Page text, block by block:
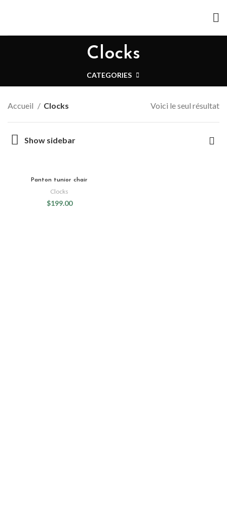
Clocks
CATEGORIES
Accueil Clocks Voici le seul résultat
Show sidebar
Panton tunior chair
Clocks
$199.00